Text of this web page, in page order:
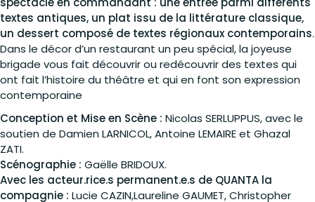
textes antiques, un plat issu de la littérature classique,
un dessert composé de textes régionaux contemporains.
Dans le décor d’un restaurant un peu spécial, la joyeuse
brigade vous fait découvrir ou redécouvrir des textes qui
ont fait l’histoire du théâtre et qui en font son expression
contemporaine
Conception et Mise en Scène : Nicolas SERLUPPUS, avec le
soutien de Damien LARNICOL, Antoine LEMAIRE et Ghazal
ZATI.
Scénographie : Gaëlle BRIDOUX.
Avec les acteur.rice.s permanent.e.s de QUANTA la
compagnie : Lucie CAZIN,Laureline GAUMET, Christopher